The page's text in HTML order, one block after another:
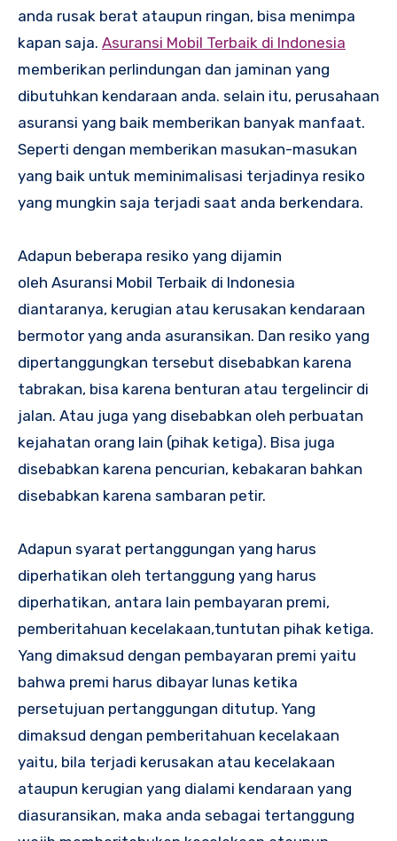
anda rusak berat ataupun ringan, bisa menimpa
kapan saja. Asuransi Mobil Terbaik di Indonesia
memberikan perlindungan dan jaminan yang
dibutuhkan kendaraan anda. selain itu, perusahaan
asuransi yang baik memberikan banyak manfaat.
Seperti dengan memberikan masukan-masukan
yang baik untuk meminimalisasi terjadinya resiko
yang mungkin saja terjadi saat anda berkendara.
Adapun beberapa resiko yang dijamin
oleh Asuransi Mobil Terbaik di Indonesia
diantaranya, kerugian atau kerusakan kendaraan
bermotor yang anda asuransikan. Dan resiko yang
dipertanggungkan tersebut disebabkan karena
tabrakan, bisa karena benturan atau tergelincir di
jalan. Atau juga yang disebabkan oleh perbuatan
kejahatan orang lain (pihak ketiga). Bisa juga
disebabkan karena pencurian, kebakaran bahkan
disebabkan karena sambaran petir.
Adapun syarat pertanggungan yang harus
diperhatikan oleh tertanggung yang harus
diperhatikan, antara lain pembayaran premi,
pemberitahuan kecelakaan,tuntutan pihak ketiga.
Yang dimaksud dengan pembayaran premi yaitu
bahwa premi harus dibayar lunas ketika
persetujuan pertanggungan ditutup. Yang
dimaksud dengan pemberitahuan kecelakaan
yaitu, bila terjadi kerusakan atau kecelakaan
ataupun kerugian yang dialami kendaraan yang
diasuransikan, maka anda sebagai tertanggung